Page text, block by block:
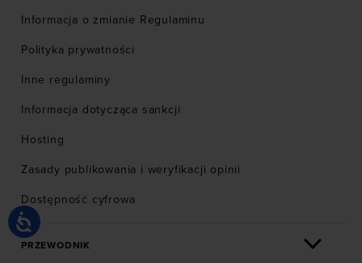
Informacja o zmianie Regulaminu
Polityka prywatności
Inne regulaminy
Informacja dotycząca sankcji
Hosting
Zasady publikowania i weryfikacji opinii
Dostępność cyfrowa
PRZEWODNIK